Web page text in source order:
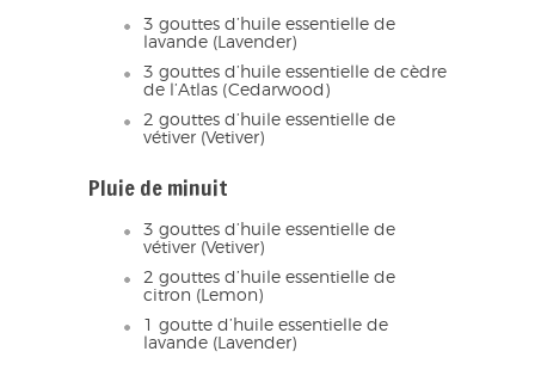
3 gouttes d’huile essentielle de
lavande (Lavender)
3 gouttes d’huile essentielle de cèdre
de l’Atlas (Cedarwood)
2 gouttes d’huile essentielle de
vétiver (Vetiver)
Pluie de minuit
3 gouttes d’huile essentielle de
vétiver (Vetiver)
2 gouttes d’huile essentielle de
citron (Lemon)
1 goutte d’huile essentielle de
lavande (Lavender)